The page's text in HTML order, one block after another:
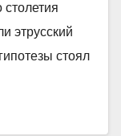
этрусский
стоял